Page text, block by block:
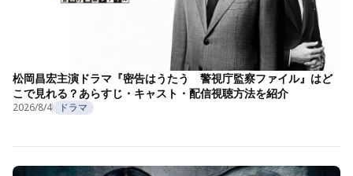
松岡昌宏主演ドラマ『密告はうたう 警視庁監察ファイル』はど
こで見れる？あらすじ・キャスト・配信視聴方法を紹介
2026/8/4 ドラマ